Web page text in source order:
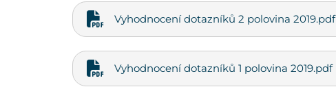
Vyhodnocení dotazníků 2 polovina 2019.pdf
Vyhodnocení dotazníků 1 polovina 2019.pdf